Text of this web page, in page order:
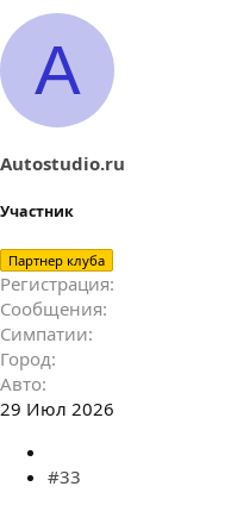
A
Autostudio.ru
Участник
Партнер клуба
Регистрация
Сообщения
Симпатии
Город
Авто
29 Июл 2026
#33